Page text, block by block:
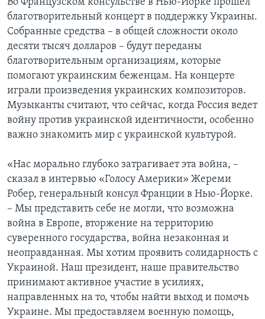
Во Французском консульстве в Нью-Йорке прошел
благотворительный концерт в поддержку Украины.
Собранные средства – в общей сложности около
десяти тысяч долларов – будут переданы
благотворительным организациям, которые
помогают украинским беженцам. На концерте
играли произведения украинских композиторов.
Музыканты считают, что сейчас, когда Россия ведет
войну против украинской идентичности, особенно
важно знакомить мир с украинской культурой.
«Нас морально глубоко затрагивает эта война, –
сказал в интервью «Голосу Америки» Жереми
Робер, генеральный консул Франции в Нью-Йорке.
– Мы представить себе не могли, что возможна
война в Европе, вторжение на территорию
суверенного государства, война незаконная и
неоправданная. Мы хотим проявить солидарность с
Украиной. Наш президент, наше правительство
принимают активное участие в усилиях,
направленных на то, чтобы найти выход и помочь
Украине. Мы предоставляем военную помощь,